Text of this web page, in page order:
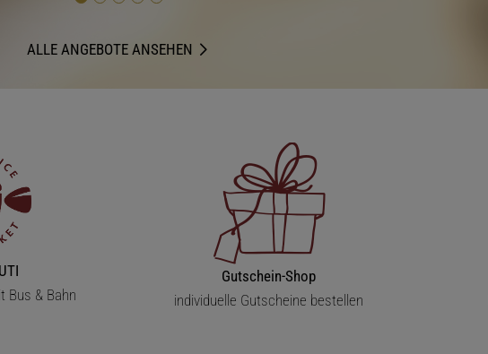
ALLE ANGEBOTE ANSEHEN
Bus & Bahn
Gutschein-Shop
individuelle Gutscheine bestellen